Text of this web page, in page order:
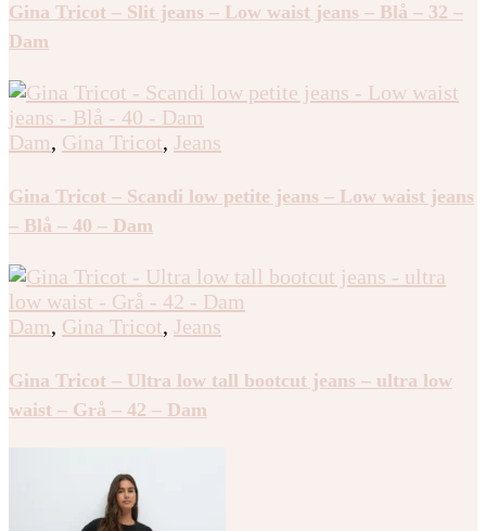
Gina Tricot – Slit jeans – Low waist jeans – Blå – 32 –
Dam
Dam, Gina Tricot, Jeans
Gina Tricot – Scandi low petite jeans – Low waist jeans
– Blå – 40 – Dam
Dam, Gina Tricot, Jeans
Gina Tricot – Ultra low tall bootcut jeans – ultra low
waist – Grå – 42 – Dam